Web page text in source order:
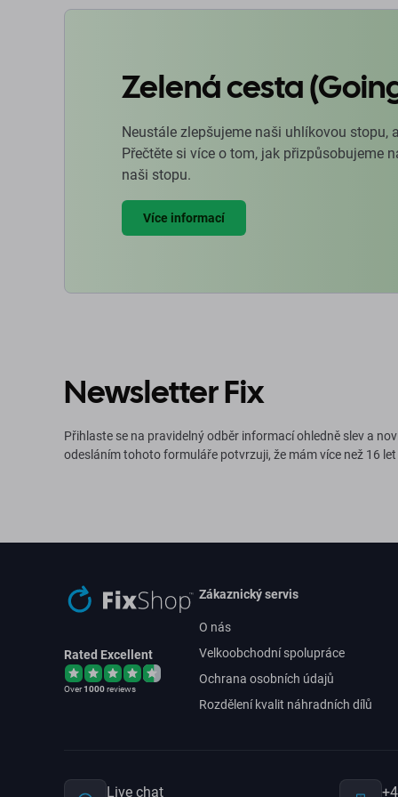
Zelená cesta
Neustále zlepšujeme naši uhlíkovou stopu,
Přečtěte si více o tom, jak přizpůsobujeme
naši stopu.
Více informací
Newsletter Fix
Přihlaste se na pravidelný odběr informací ohledně slev a
odesláním tohoto formuláře potvrzuji, že mám více než 16 let
Rated Excellent
Over1000reviews
Zákaznický servis
O nás
Velkoobchodní spolupráce
Ochrana osobních údajů
Rozdělení kvalit náhradních dílů
Live chat